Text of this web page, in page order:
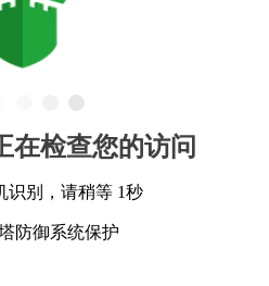
在检查您的访问
识别，请稍等 1秒
防御系统保护